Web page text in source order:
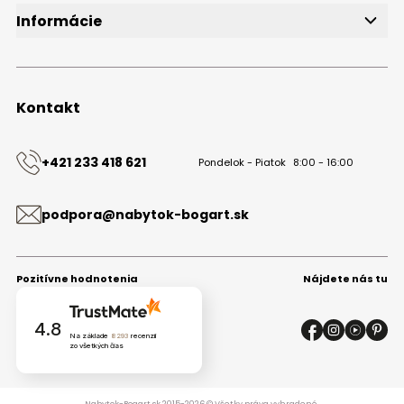
Informácie
Obchodné podmienky
Kontakt
Kontakt
+421 233 418 621 Pondelok - Piatok 8:00 - 16:00
podpora@nabytok-bogart.sk
Pozitívne hodnotenia
4.8 Na základe 8293 recenzií
zo všetkých čias
Nájdete nás tu